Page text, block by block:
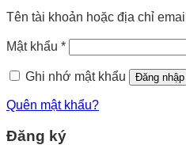
Tên tài khoản hoặc địa chỉ email
Mật khẩu *
Ghi nhớ mật khẩu Đăng nhập
Quên mật khẩu?
Đăng ký